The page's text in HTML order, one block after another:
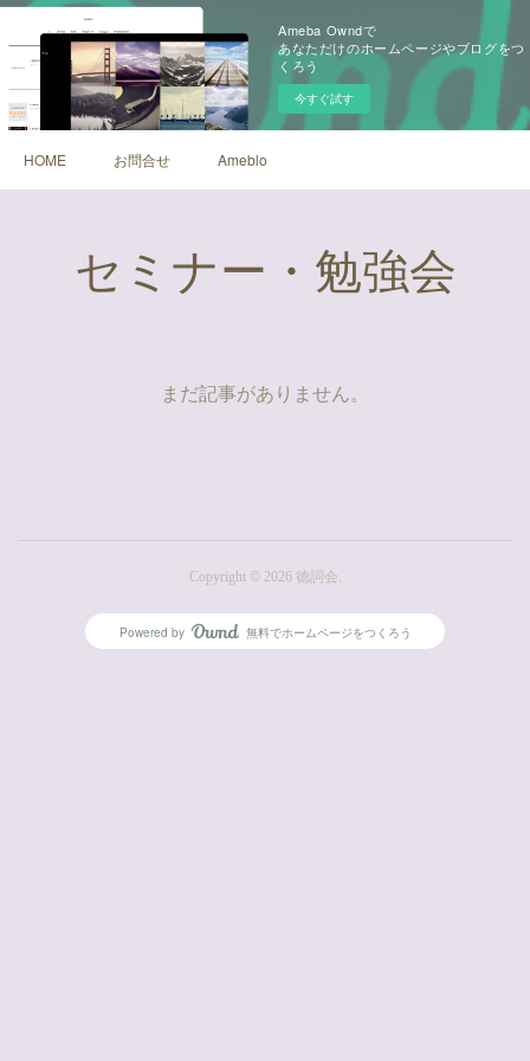
Ameba Owndで
あなただけのホームページやブログをつ
くろう
今すぐ試す
HOME お問合せ Ameblo
セミナー・勉強会
まだ記事がありません。
Copyright © 2026 徳詞会.
Powered by AmebaOwnd
無料でホームページをつくろう